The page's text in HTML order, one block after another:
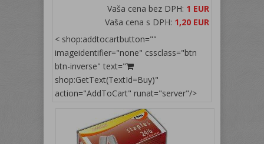
Vaša cena bez DPH: 1 EUR
Vaša cena s DPH: 1,20 EUR
< shop:addtocartbutton=""
imageidentifier="none" cssclass="btn
btn-inverse" text="
shop:GetText(TextId=Buy)"
action="AddToCart" runat="server"/>